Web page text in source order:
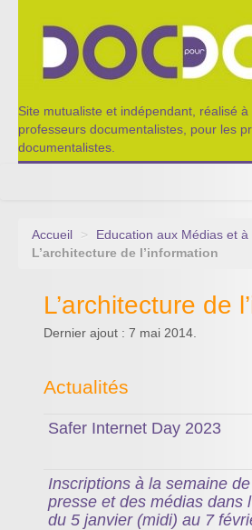
Site mutualiste et indépendant, réalisé
professeurs documentalistes, pour les
documentalistes.
Le Portillon
Qui sommes-nous ?
Accueil > Education aux Médias et à
L’architecture de l’information
L’architecture de
Dernier ajout : 7 mai 2014.
Actualités
Safer Internet Day 2023
Inscriptions à la semaine
presse et des médias dans
du 5 janvier (midi) au 7